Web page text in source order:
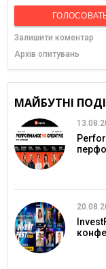
Залишити коментар
Архів опитувань
МАЙБУТНІ